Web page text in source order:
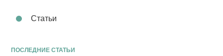
Статьи
ПОСЛЕДНИЕ СТАТЬИ